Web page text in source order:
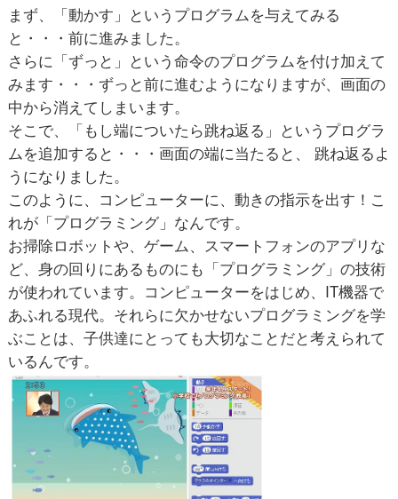
まず、「動かす」というプログラムを与えてみる
と・・・前に進みました。
さらに「ずっと」という命令のプログラムを付け加えて
みます・・・ずっと前に進むようになりますが、画面の
中から消えてしまいます。
そこで、「もし端についたら跳ね返る」というプログラ
ムを追加すると・・・画面の端に当たると、 跳ね返るよ
うになりました。
このように、コンピューターに、動きの指示を出す！こ
れが「プログラミング」なんです。
お掃除ロボットや、ゲーム、スマートフォンのアプリな
ど、身の回りにあるものにも「プログラミング」の技術
が使われています。コンピューターをはじめ、IT機器で
あふれる現代。それらに欠かせないプログラミングを学
ぶことは、子供達にとっても大切なことだと考えられて
いるんです。